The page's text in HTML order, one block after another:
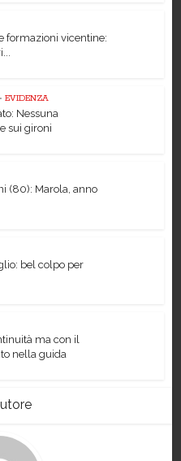
formazioni vicentine:
• EVIDENZA
Nessuna
sui gironi
(80): Marola, anno
bel colpo per
ma con il
nella guida